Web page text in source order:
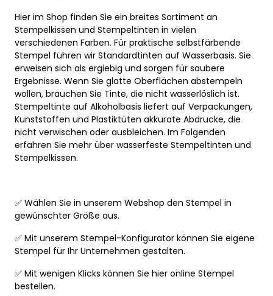
Hier im Shop finden Sie ein breites Sortiment an
Stempelkissen und Stempeltinten in vielen
verschiedenen Farben. Für praktische selbstfärbende
Stempel führen wir Standardtinten auf Wasserbasis. Sie
erweisen sich als ergiebig und sorgen für saubere
Ergebnisse. Wenn Sie glatte Oberflächen abstempeln
wollen, brauchen Sie Tinte, die nicht wasserlöslich ist.
Stempeltinte auf Alkoholbasis liefert auf Verpackungen,
Kunststoffen und Plastiktüten akkurate Abdrucke, die
nicht verwischen oder ausbleichen. Im Folgenden
erfahren Sie mehr über wasserfeste Stempeltinten und
Stempelkissen.
✅ Wählen Sie in unserem Webshop den Stempel in
gewünschter Größe aus.
✅ Mit unserem Stempel-Konfigurator können Sie eigene
Stempel für Ihr Unternehmen gestalten.
✅ Mit wenigen Klicks können Sie hier online Stempel
bestellen.